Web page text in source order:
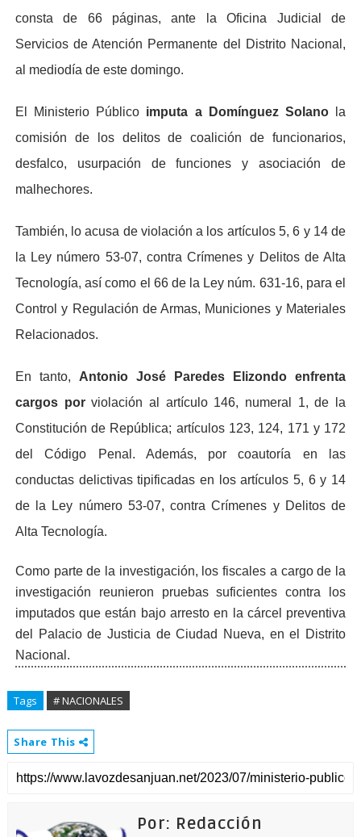
consta de 66 páginas, ante la Oficina Judicial de
Servicios de Atención Permanente del Distrito Nacional,
al mediodía de este domingo.
El Ministerio Público imputa a Domínguez Solanola
comisión de los delitos de coalición de funcionarios,
desfalco, usurpación de funciones y asociación de
malhechores.
También, lo acusa de violación a los artículos 5, 6 y 14 de
la Ley número 53-07, contra Crímenes y Delitos de Alta
Tecnología, así como el 66 de la Ley núm. 631-16, para el
Control y Regulación de Armas, Municiones y Materiales
Relacionados.
En tanto, Antonio José Paredes Elizondo enfrenta
cargos porviolación al artículo 146, numeral 1, de la
Constitución de República; artículos 123, 124, 171 y 172
del Código Penal. Además, por coautoría en las
conductas delictivas tipificadas en los artículos 5, 6 y 14
de la Ley número 53-07, contra Crímenes y Delitos de
Alta Tecnología.
Como parte de la investigación, los fiscales a cargo de la
investigación reunieron pruebas suficientes contra los
imputados que están bajo arresto en la cárcel preventiva
del Palacio de Justicia de Ciudad Nueva, en el Distrito
Nacional.
Tags # NACIONALES
Share This
Por: Redacción